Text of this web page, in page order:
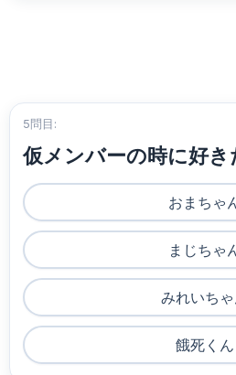
5問目:
仮メンバーの時に好き
おまちゃ
まじちゃ
みれいち
餓死くん